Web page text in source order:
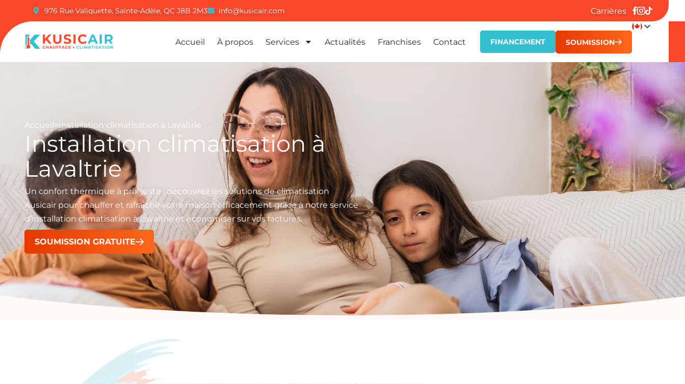
976 Rue Valiquette, Sainte-Adèle, QC J8B 2M3 info@kusicair.com Carrières
Accueil À propos Services Actualités Franchises Contact FINANCEMENT SOUMISSION
Accueil>Installation climatisation à Lavaltrie
Installation climatisation à
Lavaltrie
Un confort thermique à prix juste : découvrez les solutions de climatisation
Kusicair pour chauffer et rafraîchir votre maison efficacement grâce à notre service
d’installation climatisation à Lavaltrie et économiser sur vos factures.
SOUMISSION GRATUITE